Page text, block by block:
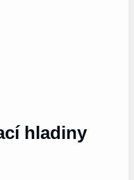
hladiny